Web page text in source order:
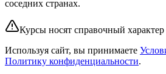
соседних странах.
Курсы носят справочный
Используя сайт, вы принимаете
Политику конфиденциальности.